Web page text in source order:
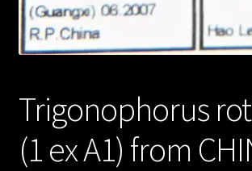
Trigonophorus
(1 ex A1) from